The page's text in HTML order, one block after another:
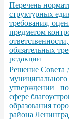
Перечень
структурных
требования,
предметом
обязательных
редакции
Решение Совета
утверждении
сфере
образования
района